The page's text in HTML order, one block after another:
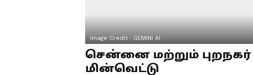
Image Credit : GEMINI AI
சென்னை மற்றும் புறநகர்
மின்வெட்டு